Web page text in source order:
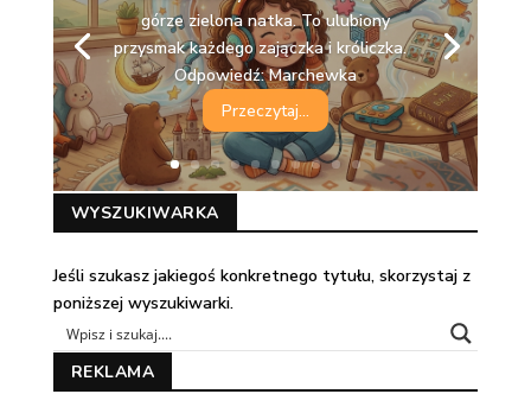
górze zielona natka. To ulubiony
przysmak każdego zajączka i króliczka.
Odpowiedź: Marchewka
Przeczytaj...
WYSZUKIWARKA
Jeśli szukasz jakiegoś konkretnego tytułu, skorzystaj z
poniższej wyszukiwarki.
REKLAMA